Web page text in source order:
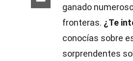
ganado
fronteras. ¿Te
conocías sobre
sorprendentes